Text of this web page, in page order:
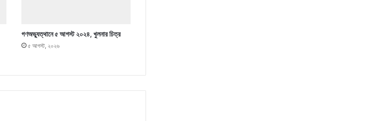
গণঅভ্যুত্থানে ৫ আগস্ট ২০২৪, খুলনার চিত্র
৫ আগস্ট, ২০২৬